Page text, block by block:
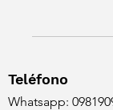
Teléfono
Whatsapp: